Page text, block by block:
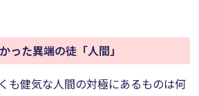
った異端の徒「人間」
も健気な人間の対極にあるものは何